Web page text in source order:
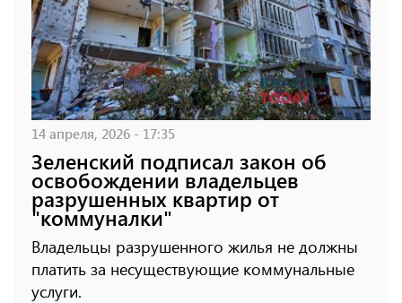
14 апреля, 2026 - 17:35
Зеленский подписал закон об
освобождении владельцев
разрушенных квартир от
"коммуналки"
Владельцы разрушенного жилья не должны
платить за несуществующие коммунальные
услуги.